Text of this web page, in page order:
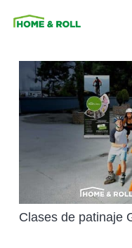
Clases de patinaje